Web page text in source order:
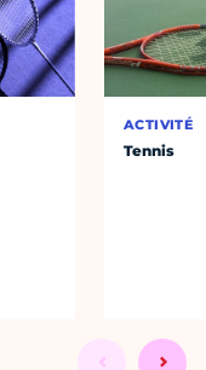
ACTIVITÉ
Tennis